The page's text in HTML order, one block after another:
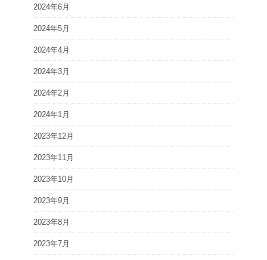
2024年6月
2024年5月
2024年4月
2024年3月
2024年2月
2024年1月
2023年12月
2023年11月
2023年10月
2023年9月
2023年8月
2023年7月